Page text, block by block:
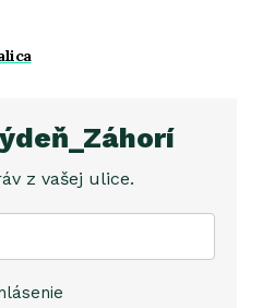
z vašej ulice.